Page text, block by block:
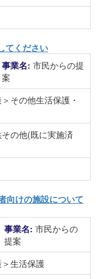
てください
事業名: 市民からの提
案
その他生活保護・
の他(既に実施済
向けの施設について
事業名: 市民からの
提案
生活保護